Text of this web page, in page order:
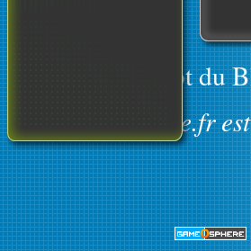
Le concept du
GameOsphere.fr